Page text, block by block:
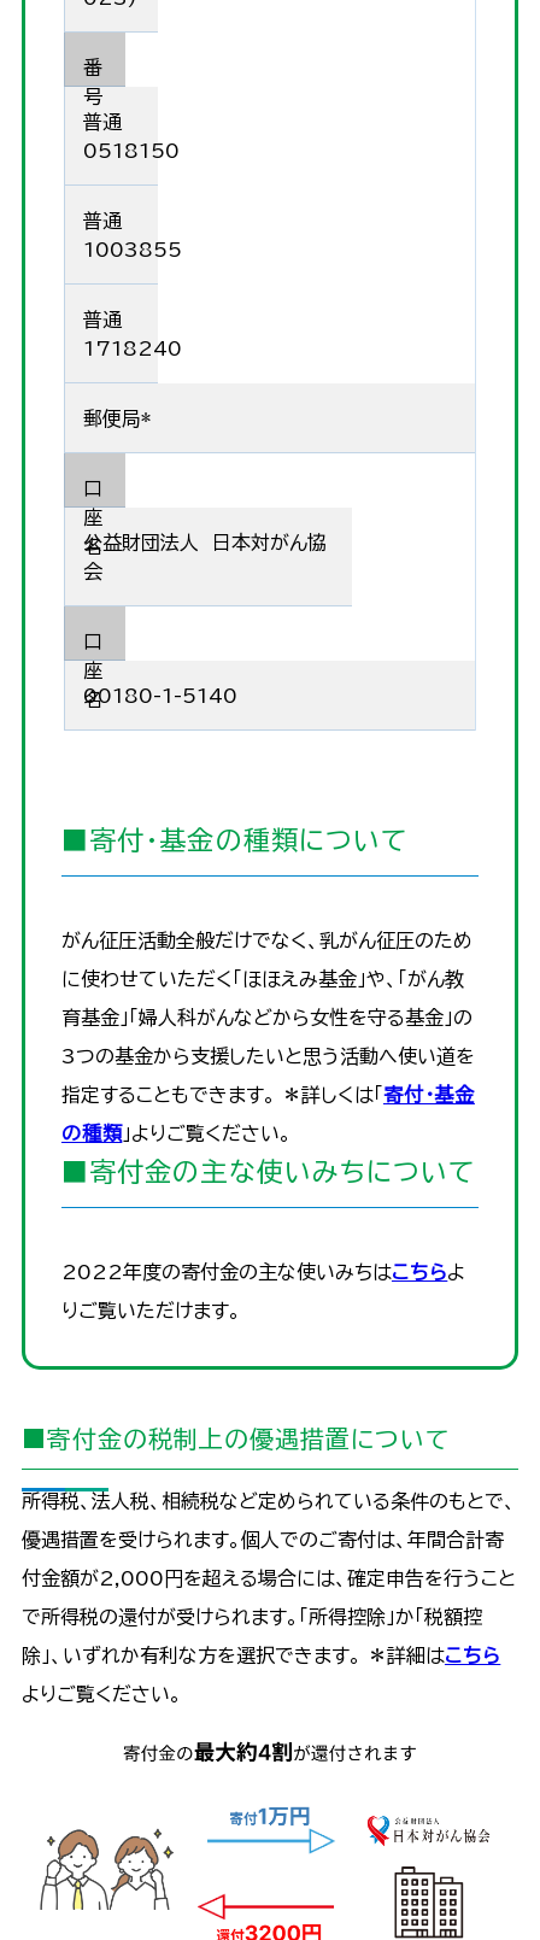
番
号
普通
0518150
普通
1003855
普通
1718240
郵便局*
口
座
名
公益財団法人 日本対がん協
会
口
座
名
00180-1-5140
■寄付・基金の種類について
がん征圧活動全般だけでなく、乳がん征圧のため
に使わせていただく「ほほえみ基金」や、「がん教
育基金」「婦人科がんなどから女性を守る基金」の
3つの基金から支援したいと思う活動へ使い道を
指定することもできます。 ＊詳しくは「 寄付・基金
の種類 」よりご覧ください。
■寄付金の主な使いみちについて
2022年度の寄付金の主な使いみちはこちらよ
りご覧いただけます。
■寄付金の税制上の優遇措置について
所得税、法人税、相続税など定められている条件のもとで、
優遇措置を受けられます。個人でのご寄付は、年間合計寄
付金額が2,000円を超える場合には、確定申告を行うこと
で所得税の還付が受けられます。「所得控除」か「税額控
除」、いずれか有利な方を選択できます。 ＊詳細はこちら
よりご覧ください。